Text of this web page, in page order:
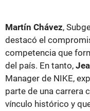
Martín Chávez,
destacó el
competencia que
del país. En tanto,
Manager de NIKE,
parte de una carrera
vínculo histórico y